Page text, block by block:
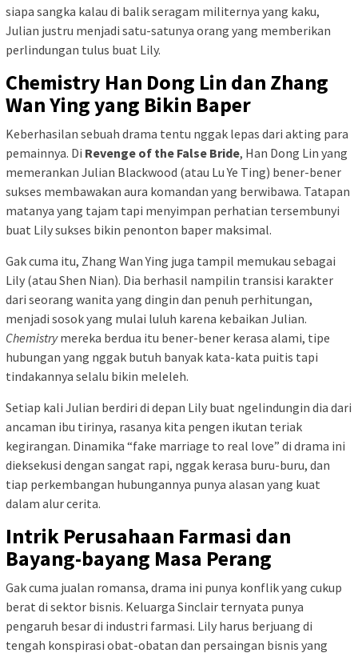
siapa sangka kalau di balik seragam militernya yang kaku,
Julian justru menjadi satu-satunya orang yang memberikan
perlindungan tulus buat Lily.
Chemistry Han Dong Lin dan Zhang
Wan Ying yang Bikin Baper
Keberhasilan sebuah drama tentu nggak lepas dari akting para
pemainnya. Di Revenge of the False Bride, Han Dong Lin yang
memerankan Julian Blackwood (atau Lu Ye Ting) bener-bener
sukses membawakan aura komandan yang berwibawa. Tatapan
matanya yang tajam tapi menyimpan perhatian tersembunyi
buat Lily sukses bikin penonton baper maksimal.
Gak cuma itu, Zhang Wan Ying juga tampil memukau sebagai
Lily (atau Shen Nian). Dia berhasil nampilin transisi karakter
dari seorang wanita yang dingin dan penuh perhitungan,
menjadi sosok yang mulai luluh karena kebaikan Julian.
Chemistrymereka berdua itu bener-bener kerasa alami, tipe
hubungan yang nggak butuh banyak kata-kata puitis tapi
tindakannya selalu bikin meleleh.
Setiap kali Julian berdiri di depan Lily buat ngelindungin dia dari
ancaman ibu tirinya, rasanya kita pengen ikutan teriak
kegirangan. Dinamika “fake marriage to real love” di drama ini
dieksekusi dengan sangat rapi, nggak kerasa buru-buru, dan
tiap perkembangan hubungannya punya alasan yang kuat
dalam alur cerita.
Intrik Perusahaan Farmasi dan
Bayang-bayang Masa Perang
Gak cuma jualan romansa, drama ini punya konflik yang cukup
berat di sektor bisnis. Keluarga Sinclair ternyata punya
pengaruh besar di industri farmasi. Lily harus berjuang di
tengah konspirasi obat-obatan dan persaingan bisnis yang